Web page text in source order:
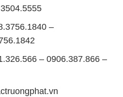
–
– 0906.387.866 –